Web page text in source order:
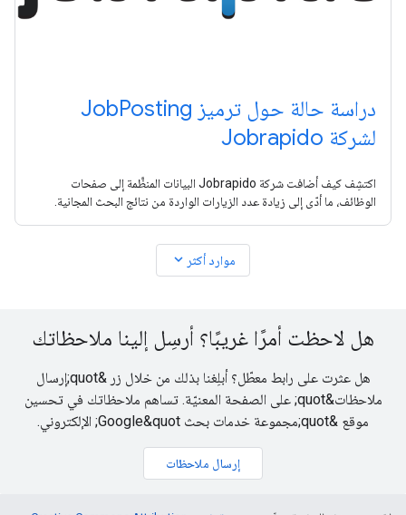
دراسة حالة حول ترميز JobPosting
لشركة Jobrapido
اكتشِف كيف أضافت شركة Jobrapido البيانات المنظَّمة إلى صفحات
الوظائف، ما أدّى إلى زيادة عدد الزيارات الواردة من نتائج البحث المجانية.
موارد أكثر expand_more
هل لاحظت أمرًا غريبًا؟ أرسِل إلينا ملاحظاتك
هل عثرت على رابط معطّل؟ أبلِغنا بذلك من خلال زر &quot;إرسال
ملاحظات&quot; على الصفحة المعنيّة. تساهم ملاحظاتك في تحسين
موقع &quot;مجموعة خدمات بحث Google&quot; الإلكتروني.
إرسال ملاحظات